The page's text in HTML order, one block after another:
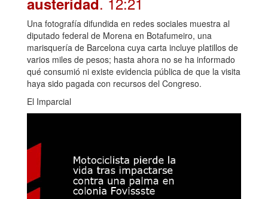
Una fotografía difundida en redes sociales muestra al
diputado federal de Morena en Botafumeiro, una
marisquería de Barcelona cuya carta incluye platillos de
varios miles de pesos; hasta ahora no se ha informado
qué consumió ni existe evidencia pública de que la visita
haya sido pagada con recursos del Congreso.
El Imparcial